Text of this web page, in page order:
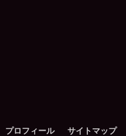
プロフィール サイトマップ